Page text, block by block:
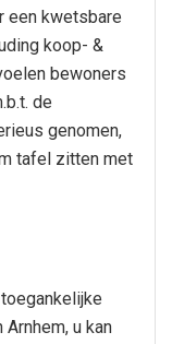
een kwetsbare
koop- &
bewoners
de
genomen,
tafel zitten met
u kan